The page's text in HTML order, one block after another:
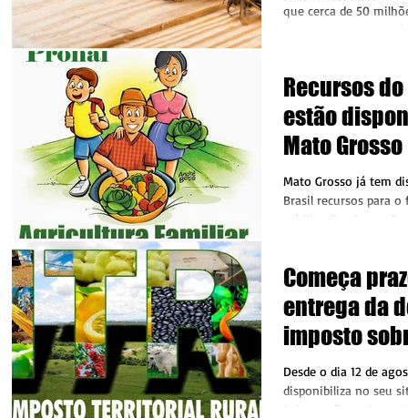
que cerca de 50
Recursos
estão
Mato Grosso
Mato Grosso já tem
Brasil recursos para
créditos ligados ao
Começa
entrega da
imposto
Colniza
Desde o dia 12 de
disponibiliza no seu
informações sobre o